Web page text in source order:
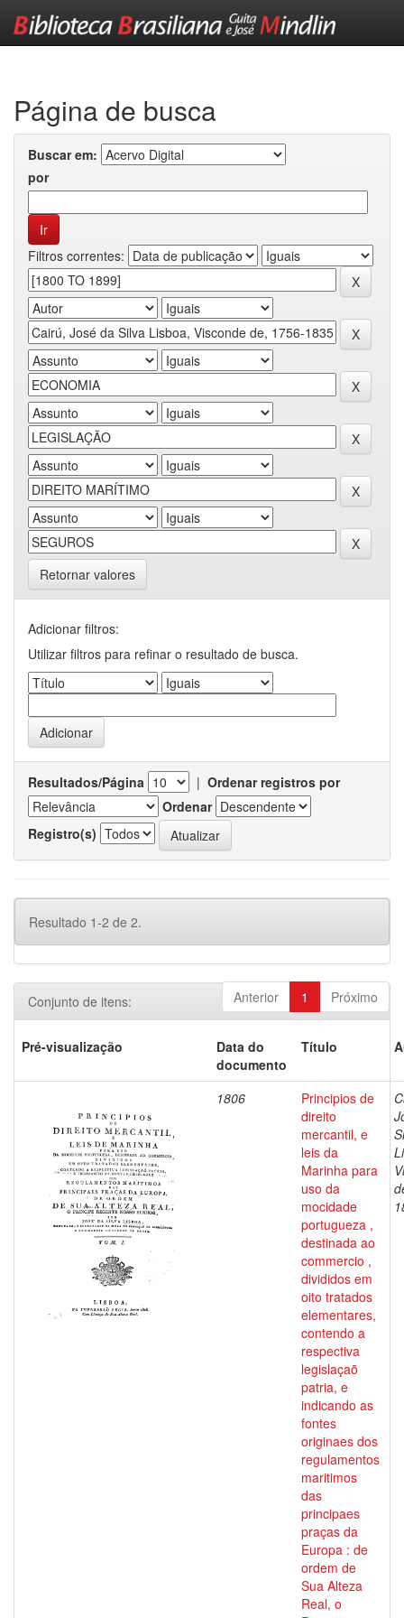
Página de busca
Buscar em:
por
Filtros correntes:
Retornar valores
Adicionar filtros:
Utilizar filtros para refinar o resultado de busca.
Resultados/Página | Ordenar registros por
Ordenar
Registro(s)
Resultado 1-2 de 2.
Anterior 1 Próximo
Conjunto de itens:
Pré-visualização
Data do
documento
Título
1806
Principios de
direito
mercantil, e
leis da
Marinha para
uso da
mocidade
portugueza ,
destinada ao
commercio ,
divididos em
oito tratados
elementares,
contendo a
respectiva
legislaçaõ
patria, e
indicando as
fontes
originaes dos
regulamentos
maritimos
das
principaes
praças da
Europa : de
ordem de
Sua Alteza
Real, o